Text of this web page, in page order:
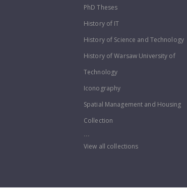
PhD Theses
History of IT
History of Science and Technology
History of Warsaw University of
Technology
Iconography
Spatial Management and Housing
Collection
...
View all collections